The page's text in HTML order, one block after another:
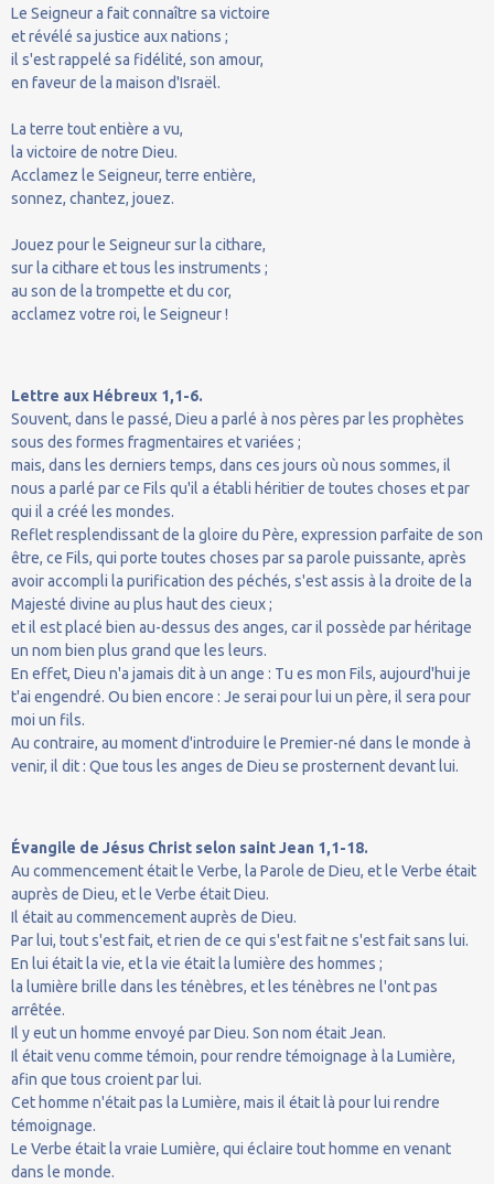
Le Seigneur a fait connaître sa victoire
et révélé sa justice aux nations ;
il s'est rappelé sa fidélité, son amour,
en faveur de la maison d'Israël.
La terre tout entière a vu,
la victoire de notre Dieu.
Acclamez le Seigneur, terre entière,
sonnez, chantez, jouez.
Jouez pour le Seigneur sur la cithare,
sur la cithare et tous les instruments ;
au son de la trompette et du cor,
acclamez votre roi, le Seigneur !
Lettre aux Hébreux 1,1-6.
Souvent, dans le passé, Dieu a parlé à nos pères par les prophètes
sous des formes fragmentaires et variées ;
mais, dans les derniers temps, dans ces jours où nous sommes, il
nous a parlé par ce Fils qu'il a établi héritier de toutes choses et par
qui il a créé les mondes.
Reflet resplendissant de la gloire du Père, expression parfaite de son
être, ce Fils, qui porte toutes choses par sa parole puissante, après
avoir accompli la purification des péchés, s'est assis à la droite de la
Majesté divine au plus haut des cieux ;
et il est placé bien au-dessus des anges, car il possède par héritage
un nom bien plus grand que les leurs.
En effet, Dieu n'a jamais dit à un ange : Tu es mon Fils, aujourd'hui je
t'ai engendré. Ou bien encore : Je serai pour lui un père, il sera pour
moi un fils.
Au contraire, au moment d'introduire le Premier-né dans le monde à
venir, il dit : Que tous les anges de Dieu se prosternent devant lui.
Évangile de Jésus Christ selon saint Jean 1,1-18.
Au commencement était le Verbe, la Parole de Dieu, et le Verbe était
auprès de Dieu, et le Verbe était Dieu.
Il était au commencement auprès de Dieu.
Par lui, tout s'est fait, et rien de ce qui s'est fait ne s'est fait sans lui.
En lui était la vie, et la vie était la lumière des hommes ;
la lumière brille dans les ténèbres, et les ténèbres ne l'ont pas
arrêtée.
Il y eut un homme envoyé par Dieu. Son nom était Jean.
Il était venu comme témoin, pour rendre témoignage à la Lumière,
afin que tous croient par lui.
Cet homme n'était pas la Lumière, mais il était là pour lui rendre
témoignage.
Le Verbe était la vraie Lumière, qui éclaire tout homme en venant
dans le monde.